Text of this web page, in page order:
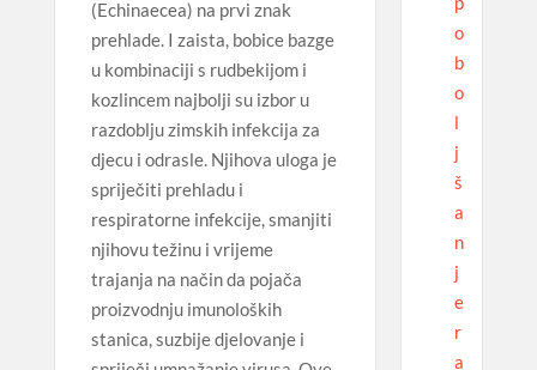
(Echinaecea) na prvi znak
prehlade. I zaista, bobice bazge
u kombinaciji s rudbekijom i
kozlincem najbolji su izbor u
razdoblju zimskih infekcija za
djecu i odrasle. Njihova uloga je
spriječiti prehladu i
respiratorne infekcije, smanjiti
njihovu težinu i vrijeme
trajanja na način da pojača
proizvodnju imunoloških
stanica, suzbije djelovanje i
o
b
o
l
j
š
a
n
j
e
r
a